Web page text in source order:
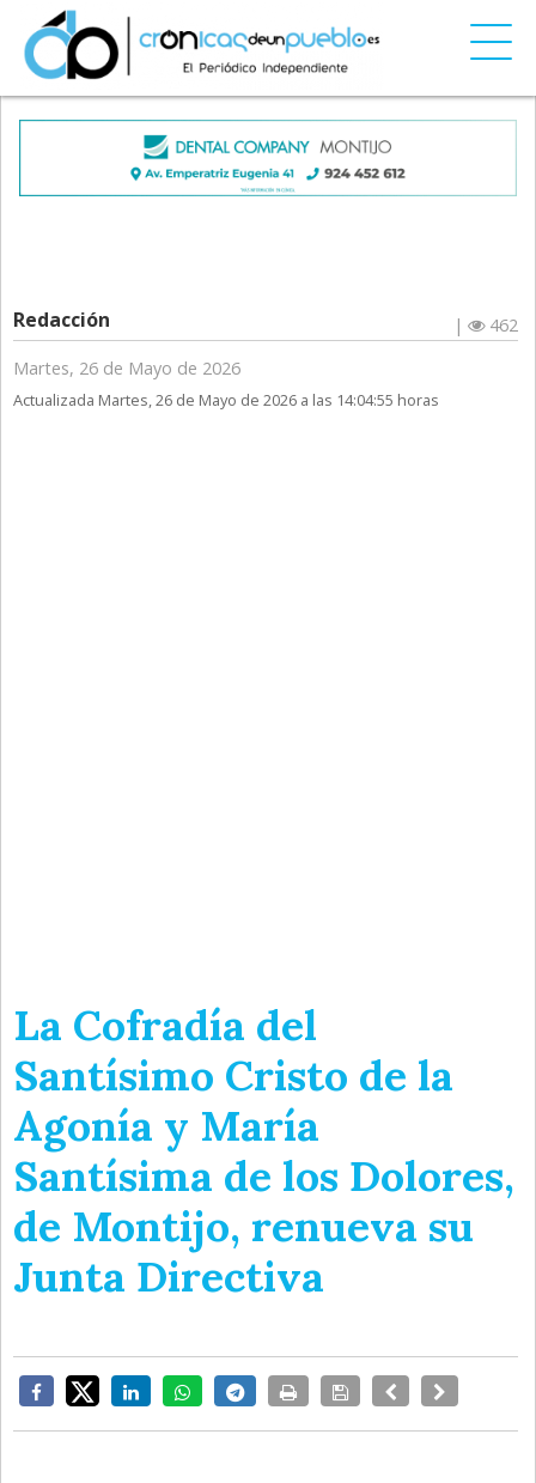
Redacción |
462
Martes, 26 de Mayo de 2026
Actualizada Martes, 26 de Mayo de 2026 a las 14:04:55 horas
La Cofradía del
Santísimo Cristo de la
Agonía y María
Santísima de los Dolores,
de Montijo, renueva su
Junta Directiva